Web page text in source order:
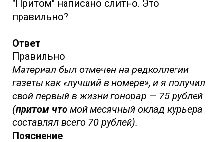
"Притом" написано слитно. Это
правильно?
Ответ
Правильно:
Материал был отмечен на редколлегии
газеты как «лучший в номере», и я получил
свой первый в жизни гонорар — 75 рублей
(притом что мой месячный оклад курьера
составлял всего 70 рублей).
Пояснение